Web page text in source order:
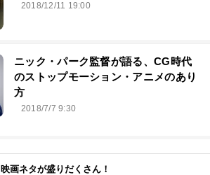
2018/12/11 19:00
ニック・パーク監督が語る、CG時代
のストップモーション・アニメのあり
方
2018/7/7 9:30
映画ネタが盛りだくさん！